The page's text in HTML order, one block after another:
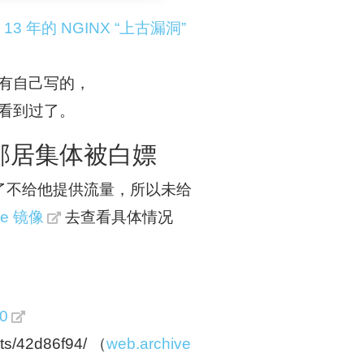
年的 NGINX “上古漏洞”
自己写的，
到过了。
居集体被白嫖
给他提供流量，所以未给
镜像
去查看具体情况
42d86f94/ （web.archive